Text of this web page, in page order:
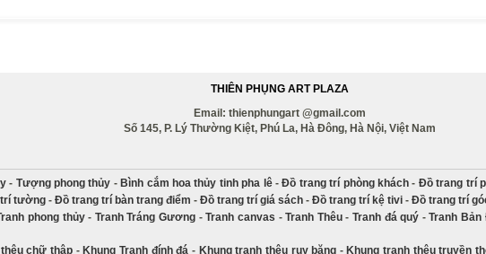
THIÊN PHỤNG ART PLAZA
Email: thienphungart @gmail.com
Số 145, P. Lý Thường Kiệt, Phú La, Hà Đông, Hà Nội, Việt Nam
- Tượng phong thủy - Bình cắm hoa thủy tinh pha lê-Đồ trang trí phòng khách- Đồ trang trí
tường - Đồ trang trí bàn trang điểm - Đồ trang trí giá sách - Đồ trang trí kệ tivi - Đồ trang trí
phong thủy- Tranh Tráng Gương -Tranh canvas -Tranh Thêu- Tranh đá quý -Tranh Bản
chữ thập - Khung Tranh đính đá - Khung tranh thêu ruy băng - Khung tranh thêu truyền